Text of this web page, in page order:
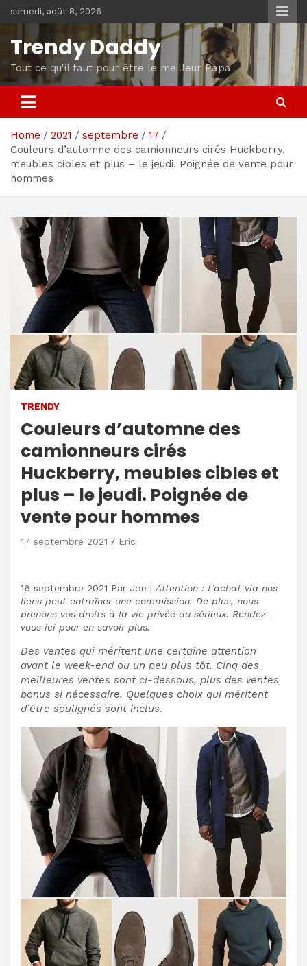
to
content
samedi, août 8, 2026
Trendy Daddy
Tout ce qu'il faut pour être le meilleur Papa
Home 2021 septembre
17
Couleurs d’automne des camionneurs cirés Huckberry,
meubles cibles et plus – le jeudi. Poignée de vente pour
hommes
TRENDY
Couleurs d’automne des
camionneurs cirés
Huckberry, meubles cibles et
plus – le jeudi. Poignée de
vente pour hommes
17 septembre 2021 Eric
16 septembre 2021 Par Joe | Attention : L’achat via nos
liens peut entraîner une commission. De plus, nous
prenons vos droits à la vie privée au sérieux. Rendez-
vous ici pour en savoir plus.
Des ventes qui méritent une certaine attention
avant le week-end ou un peu plus tôt. Cinq des
meilleures ventes sont ci-dessous, plus des ventes
bonus si nécessaire. Quelques choix qui méritent
d’être soulignés sont inclus.